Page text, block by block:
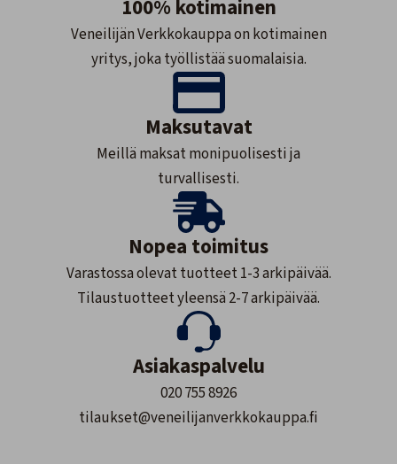
100% kotimainen
Veneilijän Verkkokauppa on kotimainen
yritys, joka työllistää suomalaisia.
Maksutavat
Meillä maksat monipuolisesti ja
turvallisesti.
Nopea toimitus
Varastossa olevat tuotteet 1-3 arkipäivää.
Tilaustuotteet yleensä 2-7 arkipäivää.
Asiakaspalvelu
020 755 8926
tilaukset@veneilijanverkkokauppa.fi